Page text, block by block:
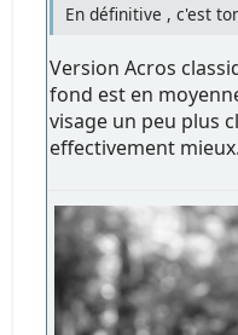
En définitive , c'est
Version Acros
fond est en
visage un peu plus
effectivement mieux.